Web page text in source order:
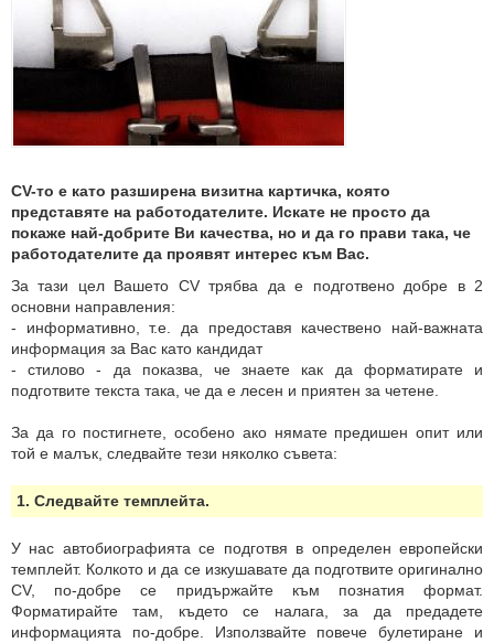
CV-то е като разширена визитна картичка, която
представяте на работодателите. Искате не просто да
покаже най-добрите Ви качества, но и да го прави така, че
работодателите да проявят интерес към Вас.
За тази цел Вашето CV трябва да е подготвено добре в 2
основни направления:
- информативно, т.е. да предоставя качествено най-важната
информация за Вас като кандидат
- стилово - да показва, че знаете как да форматирате и
подготвите текста така, че да е лесен и приятен за четене.
За да го постигнете, особено ако нямате предишен опит или
той е малък, следвайте тези няколко съвета:
1. Следвайте темплейта.
У нас автобиографията се подготвя в определен европейски
темплейт. Колкото и да се изкушавате да подготвите оригинално
CV, по-добре се придържайте към познатия формат.
Форматирайте там, където се налага, за да предадете
информацията по-добре. Използвайте повече булетиране и